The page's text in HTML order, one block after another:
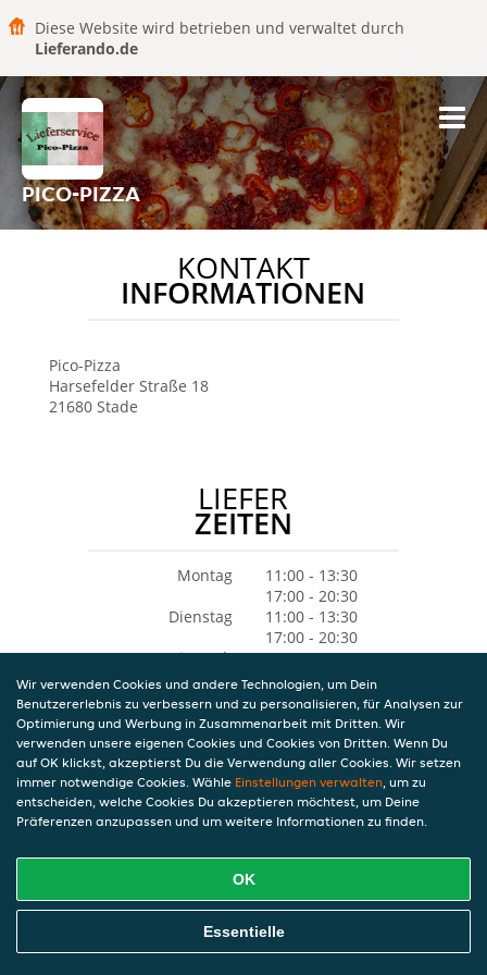
Diese Website wird betrieben und verwaltet durch
Lieferando.de
PICO-PIZZA
KONTAKT
INFORMATIONEN
Pico-Pizza
Harsefelder Straße 18
21680 Stade
LIEFER
ZEITEN
Montag
11:00 - 13:30
17:00 - 20:30
Dienstag
11:00 - 13:30
17:00 - 20:30
Mittwoch
11:00 - 13:30
17:00 - 20:30
Donnerstag
11:00 - 13:30
17:00 - 20:30
Freitag
11:00 - 13:30
17:00 - 20:30
Samstag
Geschlossen
Sonntag
Geschlossen
Wir verwenden Cookies und andere Technologien, um Dein
Benutzererlebnis zu verbessern und zu personalisieren, für Analysen zur
Optimierung und Werbung in Zusammenarbeit mit Dritten. Wir
verwenden unsere eigenen Cookies und Cookies von Dritten. Wenn Du
auf OK klickst, akzeptierst Du die Verwendung aller Cookies. Wir setzen
immer notwendige Cookies. Wähle Einstellungen verwalten, um zu
entscheiden, welche Cookies Du akzeptieren möchtest, um Deine
Präferenzen anzupassen und um weitere Informationen zu finden.
OK
Essentielle